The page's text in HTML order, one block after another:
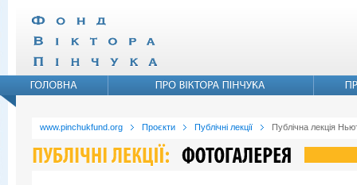
www.pinchukfund.org Проєкти Публічні лекції Публічна лекція